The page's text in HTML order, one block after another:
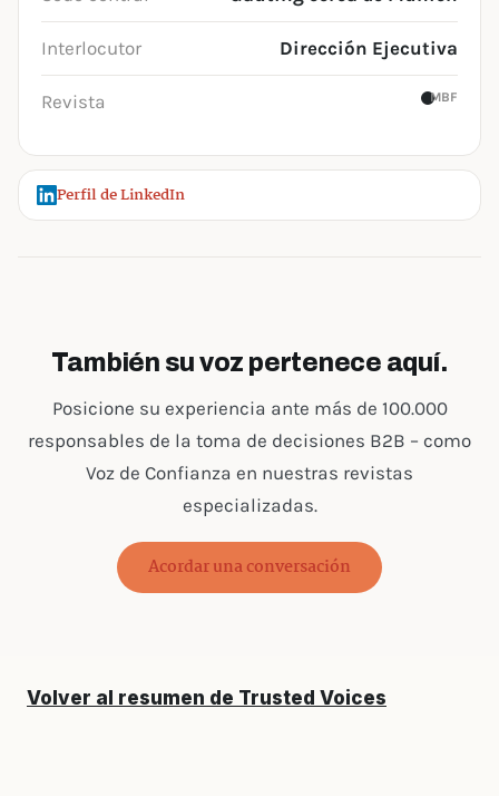
Interlocutor Dirección Ejecutiva
Revista MBF
Perfil de LinkedIn
También su voz pertenece aquí.
Posicione su experiencia ante más de 100.000
responsables de la toma de decisiones B2B – como
Voz de Confianza en nuestras revistas
especializadas.
Acordar una conversación
Volver al resumen de Trusted Voices